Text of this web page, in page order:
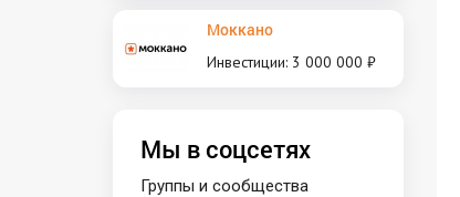
Моккано
Инвестиции: 3 000 000 ₽
Мы в соцсетях
Группы и сообщества